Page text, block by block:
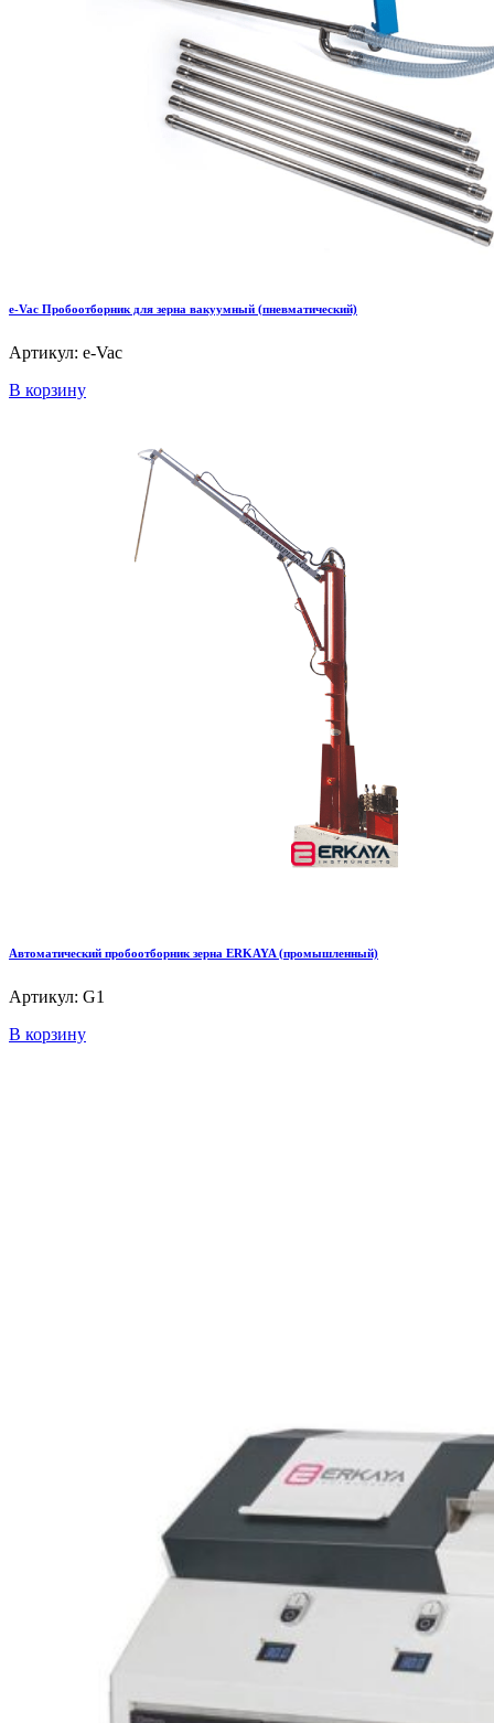
e-Vac Пробоотборник для зерна вакуумный (пневматический)
Артикул: e-Vac
В корзину
Автоматический пробоотборник зерна ERKAYA (промышленный)
Артикул: G1
В корзину